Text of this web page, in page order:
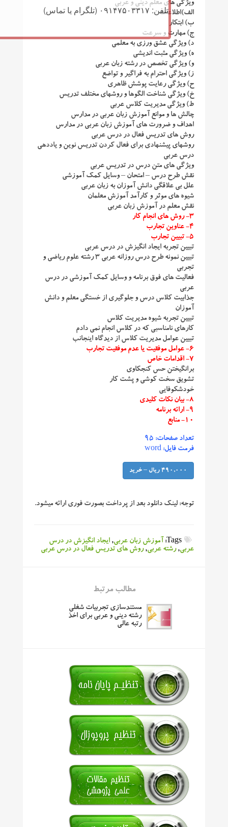
ویژگی های معلم دینی و عربی
الف)اطلاعات
ب) ابتکار
ج) مهارت و سرعت
د) ویژگی عشق ورزی به معلمی
ه) ویژگی مثبت اندیشی
و) ویژگی تخصص در رشته زبان عربی
ز) ویژگی احترام به فراگیر و تواضع
ح) ویژگی رعایت پوشش ظاهری
خ) ویژگی شناخت الگوها و روشهای مختلف تدریس
ط) ویژگی مدیریت کلاس عربی
چالش ها و موانع آموزش زبان عربی در مدارس
اهداف و ضرورت های آموزش زبان عربی در مدارس
روش های تدریس فعال در درس عربی
روشهای پیشنهادی برای فعال کردن تدریس نوین و یاددهی
درس عربی
ویژگی های متن درس در تدریس عربی
نقش طرح درس – امتحان – وسایل کمک آموزشی
علل بی علاقگی دانش آموزان به زبان عربی
شیوه های موثر و کارآمد آموزش معلمان
نقش معلم در آموزش زبان عربی
۳- روش های انجام کار
۴- عناوین تجارب
۵- تبیین تجارب
تبیین تجربه ایجاد انگیزش در درس عربی
تبیین نمونه طرح درس روزانه عربی ۳ رشته علوم ریاضی و
تجربی
فعالیت های فوق برنامه و وسایل کمک آموزشی در درس
عربی
جذابیت کلاس درس و جلوگیری از خستگی معلم و دانش
آموزان
تبیین تجربه شیوه مدیریت کلاس
کارهای نامناسبی که در کلاس انجام نمی دادم
تبیین عوامل مدیریت کلاس از دیدگاه اینجانب
۶- عوامل موفقیت یا عدم موفقیت تجارب
۷- اقدامات خاص
برانگیختن حس کنجکاوی
تشویق سخت کوشی و پشت کار
خودشکوفایی
۸- بیان نکات کلیدی
۹- ارائه برنامه
۱۰- منابع
تعداد صفحات: ۹۵
فرمت فایل: word
490,000 ریال – خرید
توجه: لینک دانلود بعد از پرداخت بصورت فوری ارائه میشود.
Tags: آموزش زبان عربی,ایجاد انگیزش در درس
عربی,رشته عربی,روش های تدریس فعال در درس عربی
مطالب مرتبط
مستندسازی تجربیات شغلی
رشته دینی و عربی برای اخذ
رتبه عالی
تلفن: ۰۹۱۴۷۵۰۳۳۱۷ (تلگرام یا تماس)